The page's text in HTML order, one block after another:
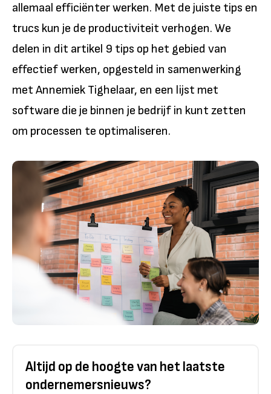
allemaal efficiënter werken. Met de juiste tips en
trucs kun je de productiviteit verhogen. We
delen in dit artikel 9 tips op het gebied van
effectief werken, opgesteld in samenwerking
met Annemiek Tighelaar, en een lijst met
software die je binnen je bedrijf in kunt zetten
om processen te optimaliseren.
Altijd op de hoogte van het laatste
ondernemersnieuws?